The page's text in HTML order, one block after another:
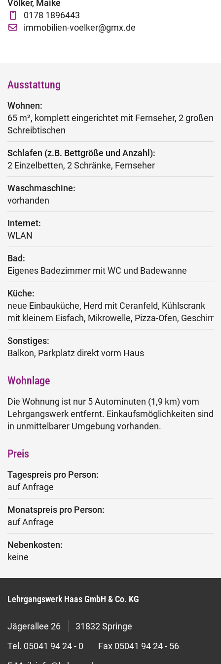
Fachtage online – Gesamtpaket
Wiederholerlehrgang
Völker, Maike
0178 1896443
immobilien-voelker@gmx.de
Ausstattung
Wohnen:
65 m², komplett eingerichtet mit Fernseher, 2 großen
Schreibtischen
Schlafen (z.B. Bettgröße und Anzahl):
2 Einzelbetten, 2 Schränke, Fernseher
Waschmaschine:
vorhanden
Internet:
WLAN
Bad:
Eigenes Badezimmer mit WC und Badewanne
Küche:
neue Einbauküche, Herd mit Ceranfeld, Kühlscrank
mit kleinem Eisfach, Mikrowelle, Pizza-Ofen, Geschirr
Sonstiges:
Balkon, Parkplatz direkt vorm Haus
Wohnlage
Die Wohnung ist nur 5 Autominuten (1,9 km) vom
Lehrgangswerk entfernt. Einkaufsmöglichkeiten sind
in unmittelbarer Umgebung vorhanden.
Preis
Tagespreis pro Person:
auf Anfrage
Monatspreis pro Person:
auf Anfrage
Nebenkosten:
keine
Lehrgangswerk Haas GmbH & Co. KG
Jägerallee 26
31832 Springe
Tel. 05041 94 24 - 0 Fax 05041 94 24 - 56